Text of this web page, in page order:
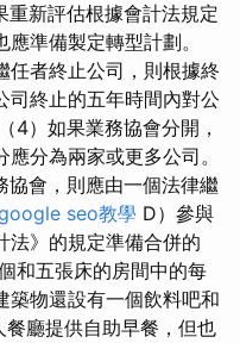
新評估根據會計法規定
準備製定轉型計劃。
任者終止公司，則根據終
司終止的五年時間內對公
4）如果業務協會分開，
分為兩家或更多公司。
協會，則應由一個法律繼
seo教學 D）參與
法》的規定準備合併的
和五張床的房間中的每
築物還設有一個飲料吧和
餐廳提供自助早餐，但也